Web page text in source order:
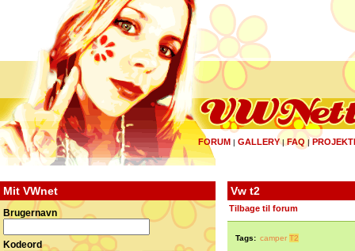
FORUM | GALLERY|FAQ |
Mit VWnet
Brugernavn
Kodeord
Vw t2
Tilbage til forum
Tags: camper T2